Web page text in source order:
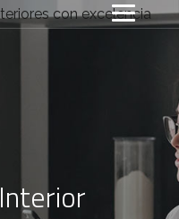
Interior